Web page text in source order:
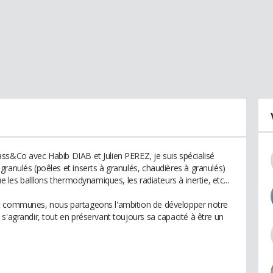
avec Habib DIAB et Julien PEREZ, je suis spécialisé
(poêles et inserts à granulés, chaudières à granulés)
les balllons thermodynamiques, les radiateurs à inertie, etc...
nous partageons l'ambition de développer notre
tout en préservant toujours sa capacité à être un